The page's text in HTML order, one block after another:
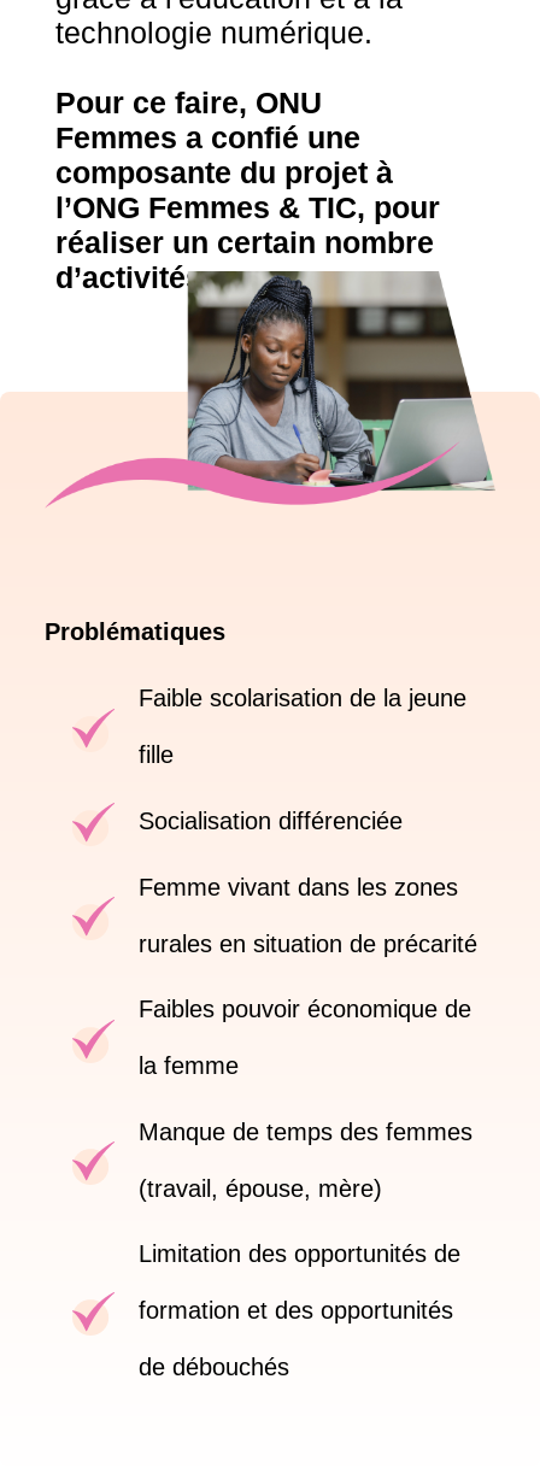
technologie numérique.
Pour ce faire, ONU
Femmes a confié une
composante du projet à
l’ONG Femmes & TIC, pour
réaliser un certain nombre
d’activités.
Problématiques
Faible scolarisation de la jeune
fille
Socialisation différenciée
Femme vivant dans les zones
rurales en situation de précarité
Faibles pouvoir économique de
la femme
Manque de temps des femmes
(travail, épouse, mère)
Limitation des opportunités de
formation et des opportunités
de débouchés